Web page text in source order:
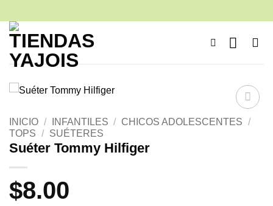
al
contenido
Añadir
INICIO / INFANTILES / CHICOS ADOLESCENTES /
TOPS / SUÉTERES
Suéter Tommy Hilfiger
$8.00